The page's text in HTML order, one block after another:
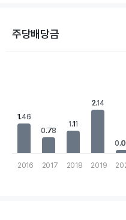
주당배당금
The chart has 1 X axis
The chart has 1 Y axis
1.46
1.46
0.78
0.78
1.11
1.11
2.14
2.14
2016 2017 2018 2019